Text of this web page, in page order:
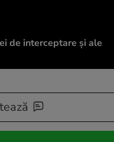
de interceptare și ale